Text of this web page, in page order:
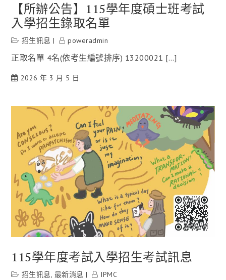
【所辦公告】115學年度碩士班考試
入學招生錄取名單
招生訊息 poweradmin
正取名單 4名(依考生編號排序) 13200021 […]
2026 年 3 月 5 日
115學年度考試入學招生考試訊息
招生訊息, 最新消息 IPMC